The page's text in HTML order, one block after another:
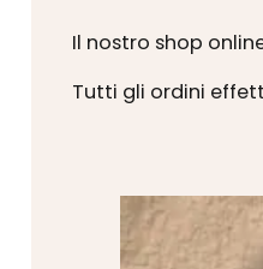
Il nostro shop
Tutti gli ordini